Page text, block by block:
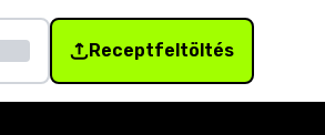
Receptfeltöltés